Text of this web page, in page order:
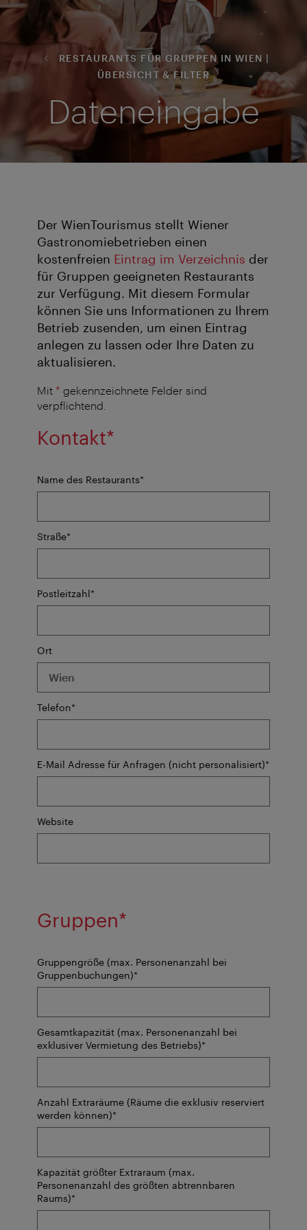
RESTAURANTS FÜR GRUPPEN IN WIEN |
ÜBERSICHT & FILTER
Dateneingabe
Der WienTourismus stellt Wiener
Gastronomiebetrieben einen
kostenfreien Eintrag im Verzeichnis der
für Gruppen geeigneten Restaurants
zur Verfügung. Mit diesem Formular
können Sie uns Informationen zu Ihrem
Betrieb zusenden, um einen Eintrag
anlegen zu lassen oder Ihre Daten zu
aktualisieren.
Mit * gekennzeichnete Felder sind
verpflichtend.
Kontakt*
Name des Restaurants*Pflichtfeld
Straße*Pflichtfeld
Postleitzahl*Pflichtfeld
Ort
Telefon*Pflichtfeld
E-Mail Adresse für Anfragen (nicht personalisiert)*
Website
Gruppen*
Gruppengröße (max. Personenanzahl bei
Gruppenbuchungen)*Pflichtfeld
Gesamtkapazität (max. Personenanzahl bei
exklusiver Vermietung des Betriebs)*Pflichtfeld
Anzahl Extraräume (Räume die exklusiv reserviert
werden können)*Pflichtfeld
Kapazität größter Extraraum (max.
Personenanzahl des größten abtrennbaren
Raums)*Pflichtfeld